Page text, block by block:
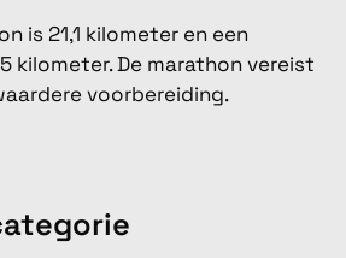
is 21,1 kilometer en een
kilometer. De marathon vereist
voorbereiding.